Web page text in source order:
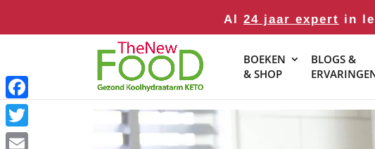
Al 24 jaar expert in
BOEKEN
& SHOP
BLOGS &
Facebook
Twitter